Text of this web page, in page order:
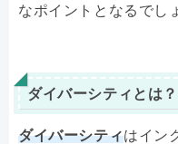
なポイントとなるでし
ダイバーシティとは
ダイバーシティはイン